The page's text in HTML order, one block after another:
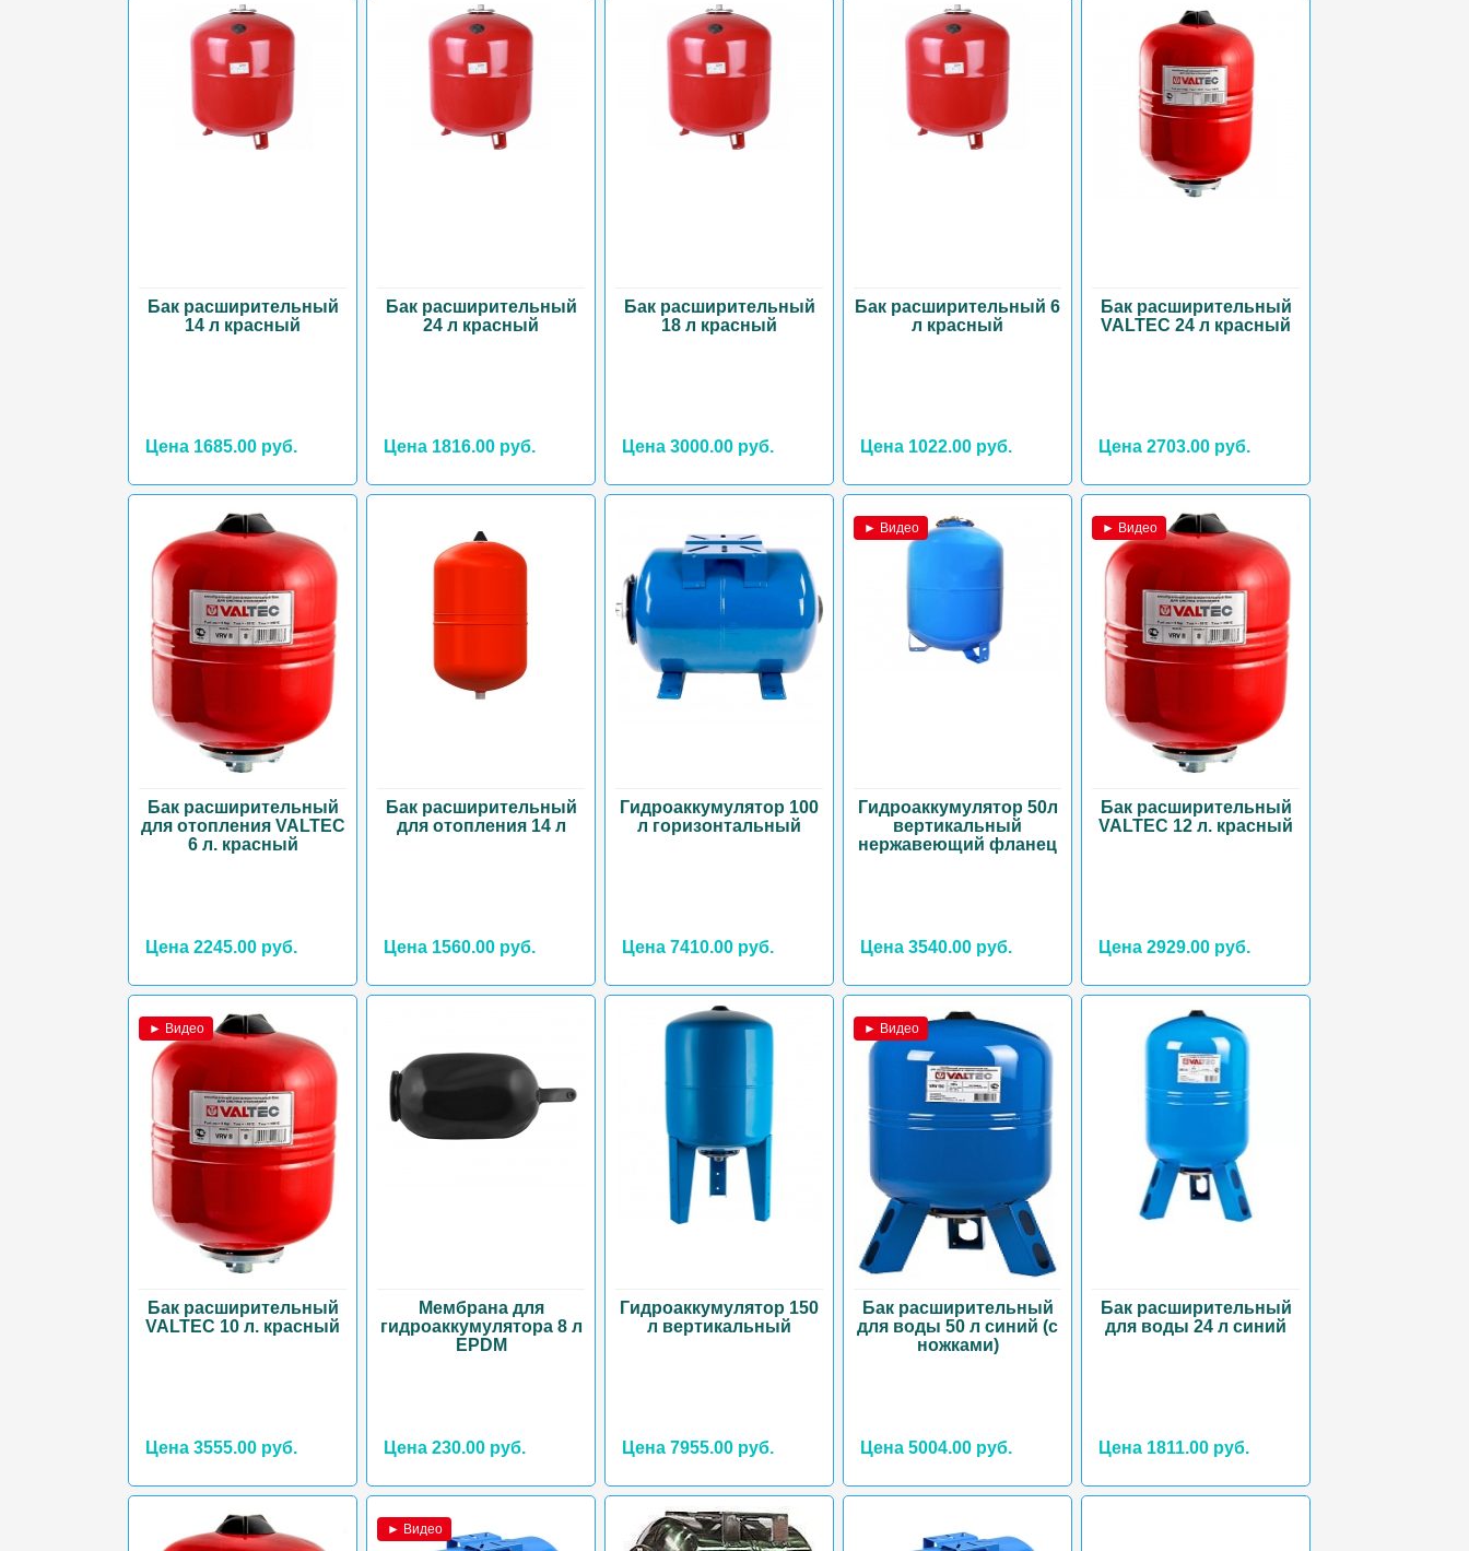
Бак расширительный
14 л красный
Цена 1685.00 руб.
Бак расширительный
24 л красный
Цена 1816.00 руб.
Бак расширительный
18 л красный
Цена 3000.00 руб.
Бак расширительный 6
л красный
Цена 1022.00 руб.
Бак расширительный
VALTEC 24 л красный
Цена 2703.00 руб.
Бак расширительный
для отопления VALTEC
6 л. красный
Цена 2245.00 руб.
Бак расширительный
для отопления 14 л
Цена 1560.00 руб.
Гидроаккумулятор 100
л горизонтальный
Цена 7410.00 руб.
► Видео
Гидроаккумулятор 50л
вертикальный
нержавеющий фланец
Цена 3540.00 руб.
► Видео
Бак расширительный
VALTEC 12 л. красный
Цена 2929.00 руб.
► Видео
Бак расширительный
VALTEC 10 л. красный
Цена 3555.00 руб.
Мембрана для
гидроаккумулятора 8 л
EPDM
Цена 230.00 руб.
Гидроаккумулятор 150
л вертикальный
Цена 7955.00 руб.
► Видео
Бак расширительный
для воды 50 л синий (с
ножками)
Цена 5004.00 руб.
Бак расширительный
для воды 24 л синий
Цена 1811.00 руб.
► Видео